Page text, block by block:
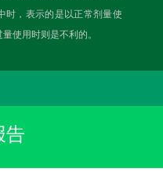
时，表示的是以正常剂量使
使用时则是不利的。
告